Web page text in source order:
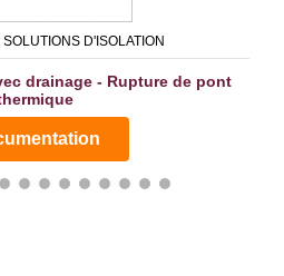
D'ISOLATION
drainage - Rupture de pont